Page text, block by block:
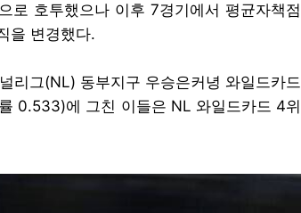
로 호투했으나 이후 7경기에서 평균자책점
을 변경했다.
리그(NL) 동부지구 우승은커녕 와일드카드
0.533)에 그친 이들은 NL 와일드카드 4위